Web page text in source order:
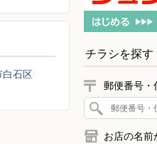
白石区
チラシを探す
郵便番号・
お店の名前